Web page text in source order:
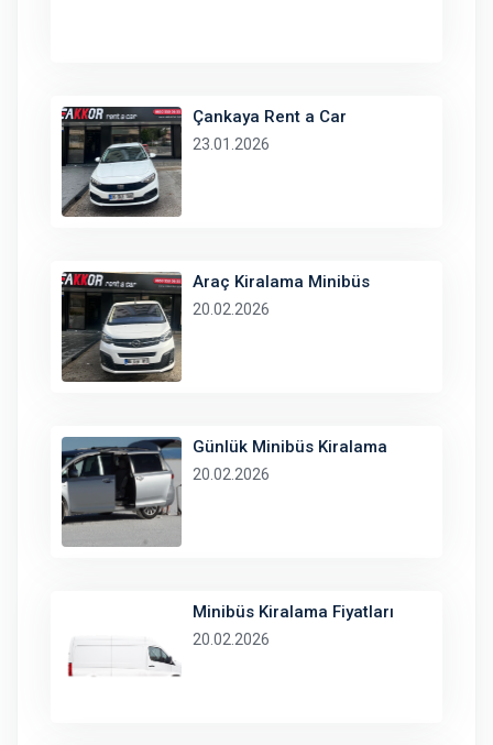
Çankaya Rent a Car
23.01.2026
Araç Kiralama Minibüs
20.02.2026
Günlük Minibüs Kiralama
20.02.2026
Minibüs Kiralama Fiyatları
20.02.2026